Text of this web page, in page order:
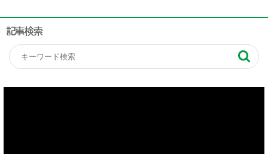
記事検索